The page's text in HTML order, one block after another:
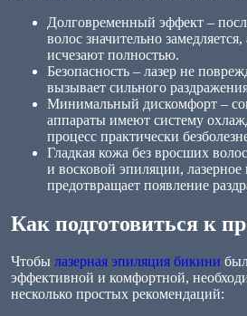
Долговременный эффект –
волос значительно
исчезают полностью.
Безопасность – лазер не
вызывает сильного
Минимальный дискомфорт –
аппараты имеют систему
процесс практически
Гладкая кожа без вросших
и восковой эпиляции, лазерное
предотвращает появление
Как подготовиться к
Чтобы лазерная эпиляция бикини
эффективной и комфортной,
несколько простых рекомендаций: